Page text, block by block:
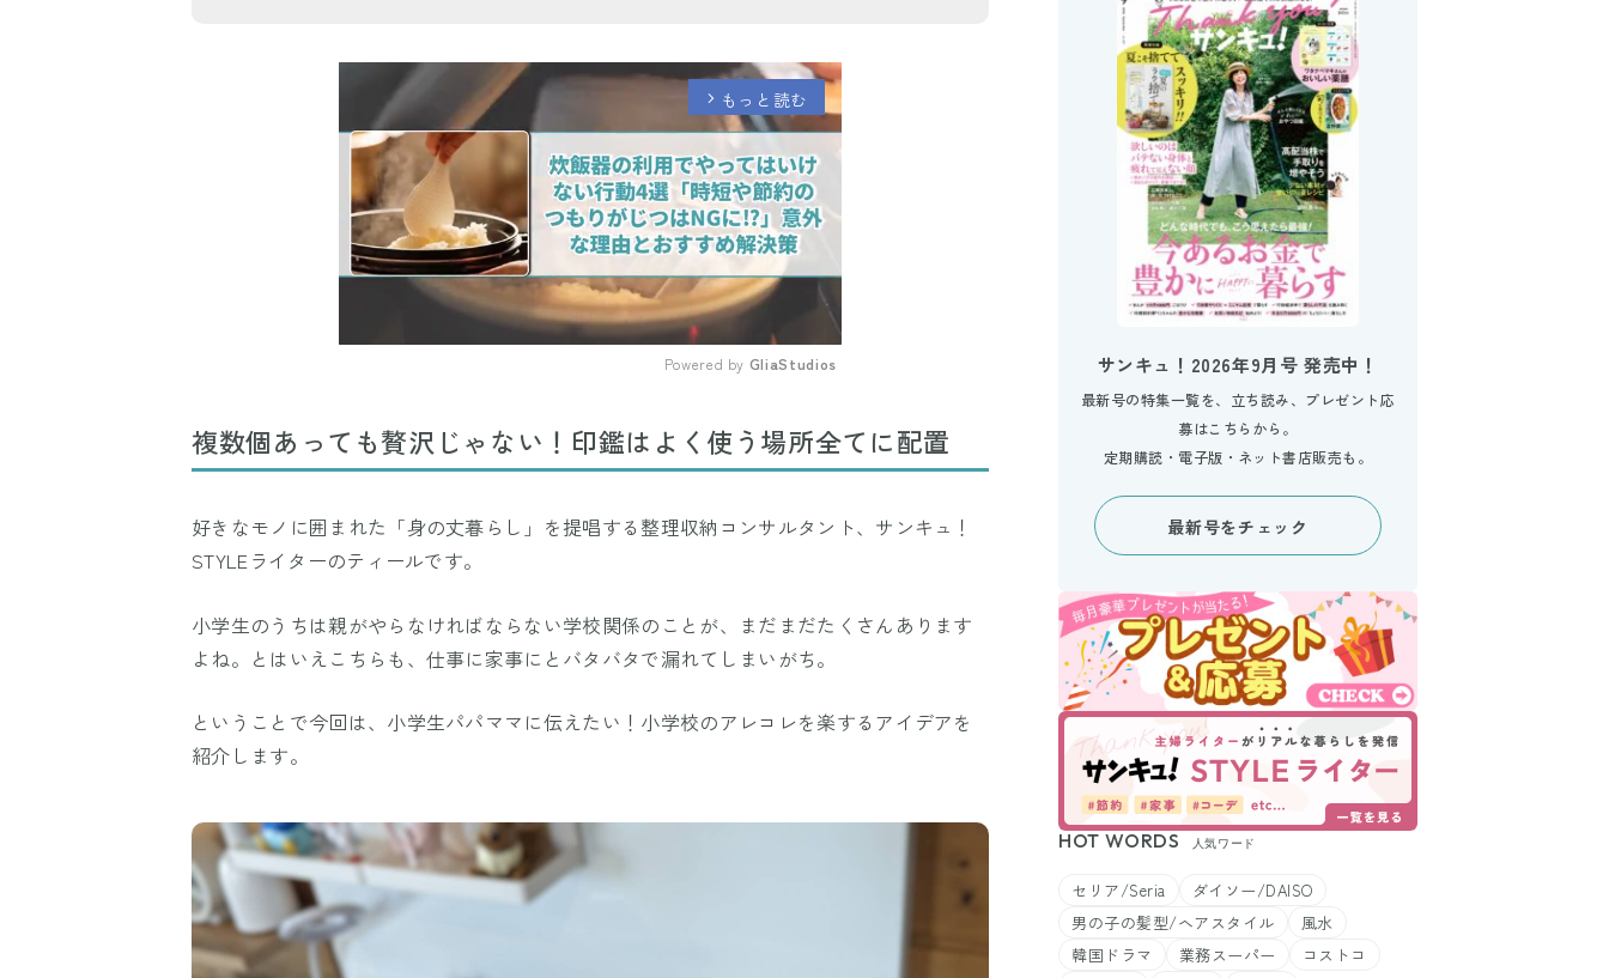
arrow_forward_ios もっと読む
Mute
Powered by GliaStudios
複数個あっても贅沢じゃない！印鑑はよく使う場所全てに配置
好きなモノに囲まれた「身の丈暮らし」を提唱する整理収納コンサルタント、サンキュ！
STYLEライターのティールです。
小学生のうちは親がやらなければならない学校関係のことが、まだまだたくさんあります
よね。とはいえこちらも、仕事に家事にとバタバタで漏れてしまいがち。
ということで今回は、小学生パパママに伝えたい！小学校のアレコレを楽するアイデアを
紹介します。
サンキュ！2026年9月号 発売中！
最新号の特集一覧を、立ち読み、プレゼント応
募はこちらから。
定期購読・電子版・ネット書店販売も。
最新号をチェック
HOT WORDS 人気ワード
セリア/Seria
ダイソー/DAISO
男の子の髪型/ヘアスタイル
風水
韓国ドラマ
業務スーパー
コストコ